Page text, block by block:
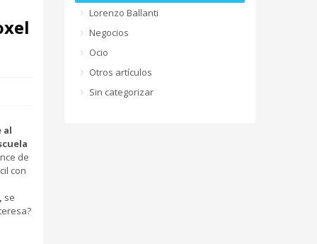
al
de
con
se
Lorenzo Ballanti
Negocios
Ocio
Otros artículos
Sin categorizar